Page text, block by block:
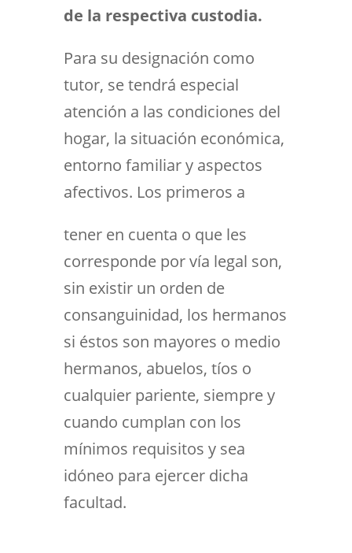
de la respectiva custodia.
Para su designación como
tutor, se tendrá especial
atención a las condiciones del
hogar, la situación económica,
entorno familiar y aspectos
afectivos. Los primeros a
tener en cuenta o que les
corresponde por vía legal son,
sin existir un orden de
consanguinidad, los hermanos
si éstos son mayores o medio
hermanos, abuelos, tíos o
cualquier pariente, siempre y
cuando cumplan con los
mínimos requisitos y sea
idóneo para ejercer dicha
facultad.